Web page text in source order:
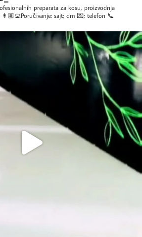
preparata za kosu, proizvodnja
👩🏽‍💻Poručivanje: sajt; dm 💌; telefon 📞